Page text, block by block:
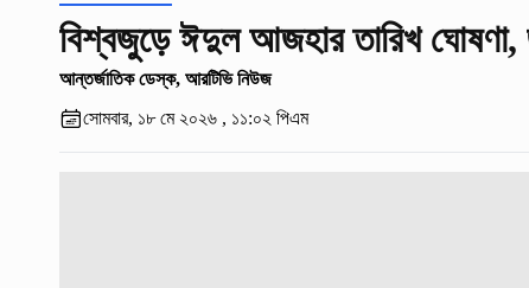
বিশ্বজুড়ে ঈদুল আজহার তারিখ ঘোষণা,
আন্তর্জাতিক ডেস্ক, আরটিভি নিউজ
সোমবার, ১৮ মে ২০২৬ , ১১:০২ পিএম